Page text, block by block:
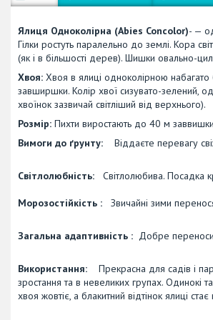
Ялиця Одноколірна (Abies Concolor)- —
Гілки ростуть паралельно до землі. Кора
(як і в більшості дерев). Шишки овально-
Хвоя: Хвоя в ялиці одноколірною
завширшки. Колір хвої сизувато-зелений,
хвоїнок зазвичай світліший від верхнього).
Розмір: Пихти виростають до 40 м
Вимоги до ґрунту:
Віддаєте перевагу
Світлолюбність: Світлолюбива. Посадка
Морозостійкість : Звичайні зими
Загальна адаптивність : Добре
Використання:
Прекрасна для садів і
зростання та в невеликих групах. Одинокі
хвоя жовтіє, а блакитний відтінок ялиці